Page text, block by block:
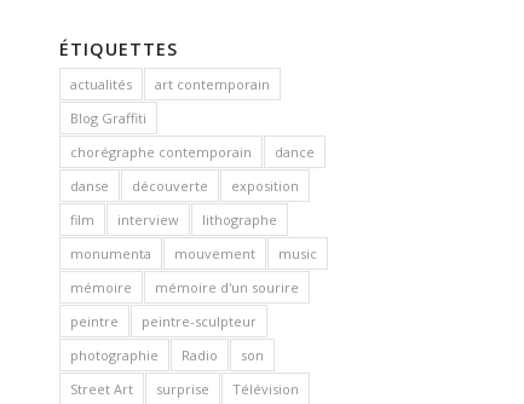
ÉTIQUETTES
actualités
art contemporain
Blog Graffiti
chorégraphe contemporain
dance
danse
découverte
exposition
film
interview
lithographe
monumenta
mouvement
music
mémoire
mémoire d'un sourire
peintre
peintre-sculpteur
photographie
Radio
son
Street Art
surprise Télévision